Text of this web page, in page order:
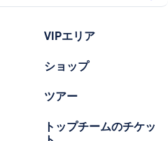
VIPエリア
ショップ
ツアー
トップチームのチケッ